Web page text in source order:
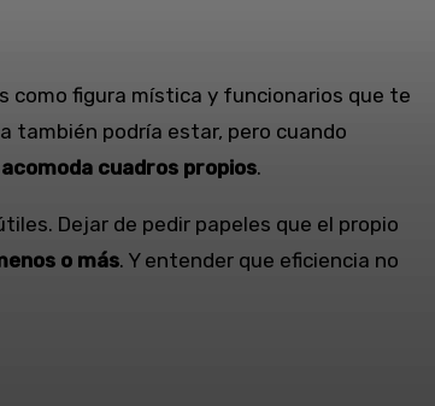
como figura mística y funcionarios que te
también podría estar, pero cuando
cuadros propios.
Dejar de pedir papeles que el propio
o más. Y entender que eficiencia no